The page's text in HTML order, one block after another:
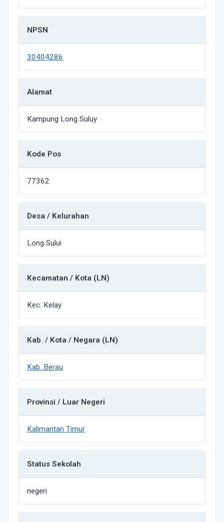
NPSN
30404286
Alamat
Kampung Long Suluy
Kode Pos
77362
Desa / Kelurahan
Long Sului
Kecamatan / Kota (LN)
Kec. Kelay
Kab. / Kota / Negara (LN)
Kab. Berau
Provinsi / Luar Negeri
Kalimantan Timur
Status Sekolah
negeri